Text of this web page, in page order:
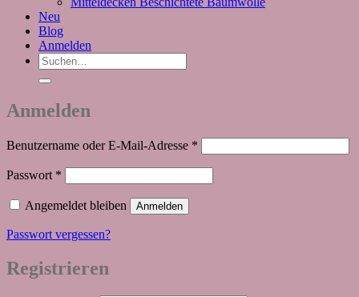
Neu
Blog
Anmelden
Suchen
nach:
Anmelden
Benutzername oder E-Mail-Adresse *
Passwort *
Angemeldet bleiben Anmelden
Passwort vergessen?
Registrieren